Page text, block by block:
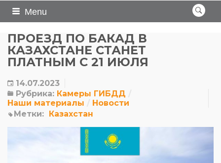
Menu
ПРОЕЗД ПО БАКАД В
КАЗАХСТАНЕ СТАНЕТ
ПЛАТНЫМ С 21 ИЮЛЯ
14.07.2023
Рубрика: Камеры ГИБДД
Наши материалы
Новости
Метки: Казахстан